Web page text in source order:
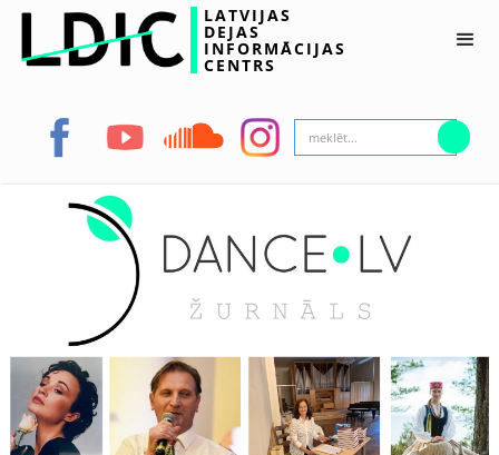
LATVIJAS
DEJAS
INFORMĀCIJAS
CENTRS